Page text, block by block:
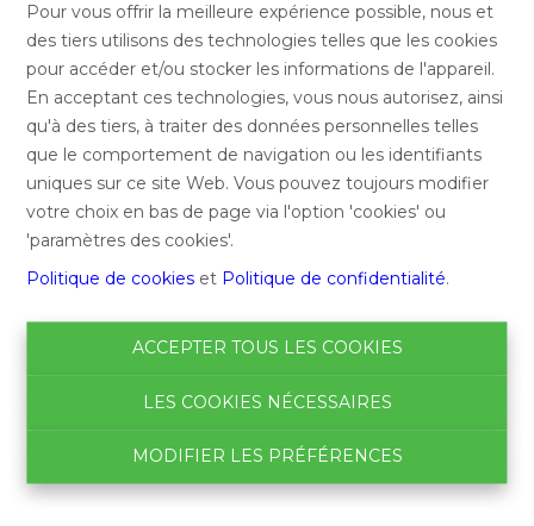
Pour vous offrir la meilleure expérience possible, nous et
des tiers utilisons des technologies telles que les cookies
pour accéder et/ou stocker les informations de l'appareil.
En acceptant ces technologies, vous nous autorisez, ainsi
qu'à des tiers, à traiter des données personnelles telles
que le comportement de navigation ou les identifiants
uniques sur ce site Web. Vous pouvez toujours modifier
votre choix en bas de page via l'option 'cookies' ou
'paramètres des cookies'.
Politique de cookies et Politique de confidentialité.
ACCEPTER TOUS LES COOKIES
LES COOKIES NÉCESSAIRES
MODIFIER LES PRÉFÉRENCES
Filtre